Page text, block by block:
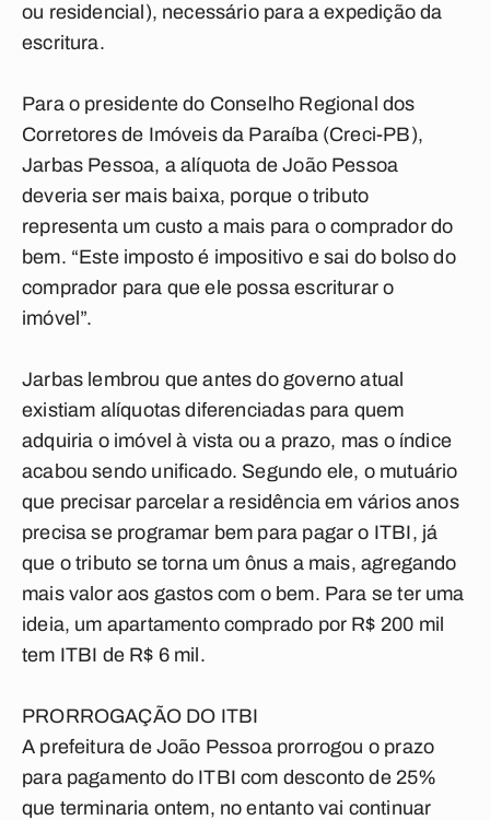
ou residencial), necessário para a expedição da
escritura.
Para o presidente do Conselho Regional dos
Corretores de Imóveis da Paraíba (Creci-PB),
Jarbas Pessoa, a alíquota de João Pessoa
deveria ser mais baixa, porque o tributo
representa um custo a mais para o comprador do
bem. “Este imposto é impositivo e sai do bolso do
comprador para que ele possa escriturar o
imóvel”.
Jarbas lembrou que antes do governo atual
existiam alíquotas diferenciadas para quem
adquiria o imóvel à vista ou a prazo, mas o índice
acabou sendo unificado. Segundo ele, o mutuário
que precisar parcelar a residência em vários anos
precisa se programar bem para pagar o ITBI, já
que o tributo se torna um ônus a mais, agregando
mais valor aos gastos com o bem. Para se ter uma
ideia, um apartamento comprado por R$ 200 mil
tem ITBI de R$ 6 mil.
PRORROGAÇÃO DO ITBI
A prefeitura de João Pessoa prorrogou o prazo
para pagamento do ITBI com desconto de 25%
que terminaria ontem, no entanto vai continuar